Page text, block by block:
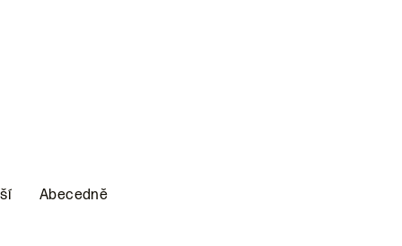
Abecedně